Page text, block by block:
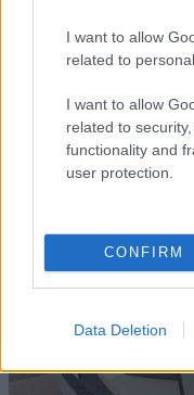
I want to allow
related to
I want to allow
related to
functionality and
user protection.
CONFIRM
Data Deletion
Δύο νέα γραφεία
ξεσκονίζουν τις